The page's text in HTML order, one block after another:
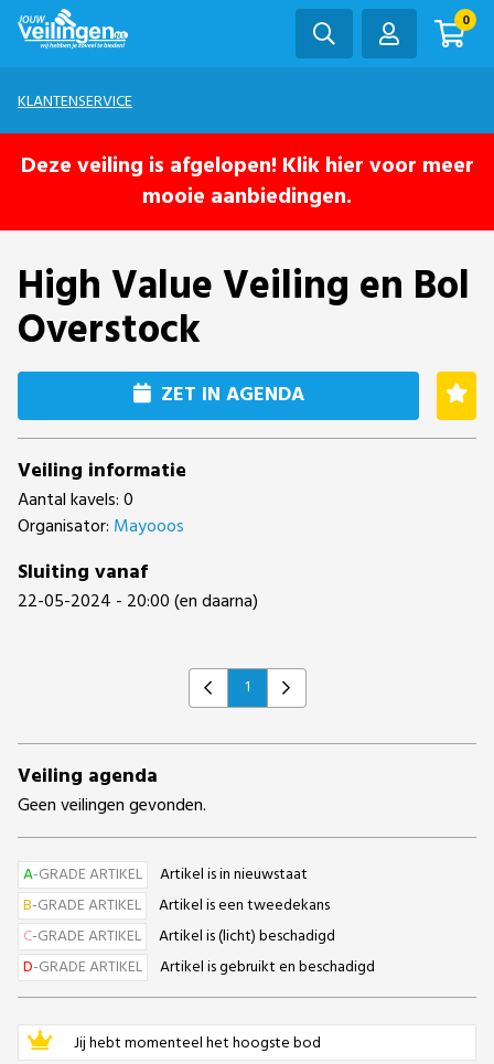
0
KLANTENSERVICE
Deze veiling is afgelopen! Klik hier voor meer
mooie aanbiedingen.
High Value Veiling en Bol
Overstock
ZET IN AGENDA
Veiling informatie
Aantal kavels: 0
Organisator: Mayooos
Sluiting vanaf
22-05-2024 - 20:00 (en daarna)
Previous
1 Next
Veiling agenda
Geen veilingen gevonden.
A-GRADE ARTIKEL
Artikel is in nieuwstaat
B-GRADE ARTIKEL
Artikel is een tweedekans
C-GRADE ARTIKEL
Artikel is (licht) beschadigd
D-GRADE ARTIKEL Artikel is gebruikt en beschadigd
Jij hebt momenteel het hoogste bod